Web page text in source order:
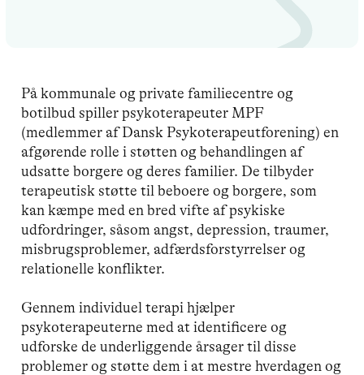
På kommunale og private familiecentre og
botilbud spiller psykoterapeuter MPF
(medlemmer af Dansk Psykoterapeutforening) en
afgørende rolle i støtten og behandlingen af
udsatte borgere og deres familier. De tilbyder
terapeutisk støtte til beboere og borgere, som
kan kæmpe med en bred vifte af psykiske
udfordringer, såsom angst, depression, traumer,
misbrugsproblemer, adfærdsforstyrrelser og
relationelle konflikter.
Gennem individuel terapi hjælper
psykoterapeuterne med at identificere og
udforske de underliggende årsager til disse
problemer og støtte dem i at mestre hverdagen og